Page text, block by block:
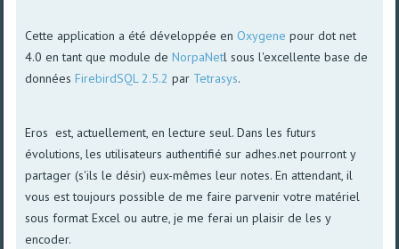
Cette application a été développée en Oxygene pour dot net
4.0 en tant que module deNorpaNetl sous l'excellente base de
donnéesFirebirdSQL 2.5.2 par Tetrasys.
Eros est, actuellement, en lecture seul. Dans les futurs
évolutions, les utilisateurs authentifié sur adhes.net pourront y
partager (s'ils le désir) eux-mêmes leur notes. En attendant, il
vous est toujours possible de me faire parvenir votre matériel
sous format Excel ou autre, je me ferai un plaisir de les y
encoder.